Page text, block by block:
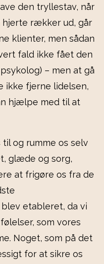
den tryllestav, når
rækker ud, går
klienter, men sådan
fald ikke fået den
– men at gå
ikke fjerne lidelsen,
hjælpe med til at
og rumme os selv
glæde og sorg,
at frigøre os fra de
blev etableret, da vi
som vores
Noget, som på det
for at sikre os